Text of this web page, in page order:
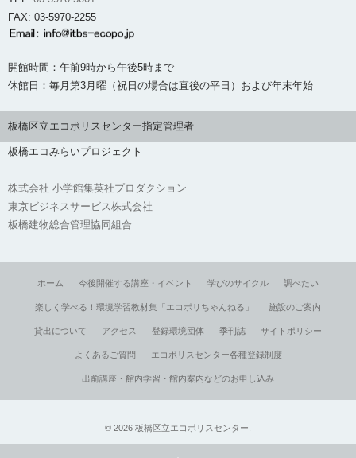
FAX: 03-5970-2255
開館時間：午前9時から午後5時まで
休館日：毎月第3月曜（祝日の場合は直後の平日）および年末年始
板橋区立エコポリスセンター指定管理者
板橋エコみらいプロジェクト
株式会社 小学館集英社プロダクション
東京ビジネスサービス株式会社
板橋建物総合管理協同組合
ホーム 今後開催する講座・イベント 学びのサイクル 調べたい
楽しく学べる！環境学習教材集「エコポリちゃんねる」 施設のご案内
貸出について アクセス 登録環境団体 季刊誌 サイトポリシー
よくあるご質問 エコポリスセンター各種登録制度
出前講座・館内学習・館内案内などのお申し込み
© 2026 板橋区立エコポリスセンター